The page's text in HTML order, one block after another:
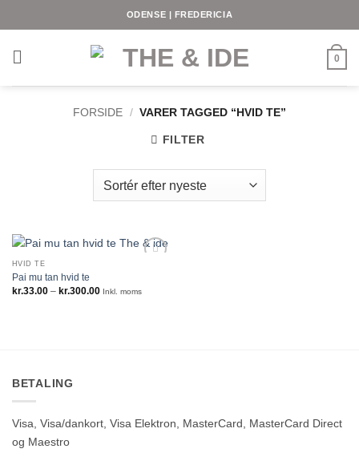
ODENSE | FREDERICIA
0
FORSIDE / VARER TAGGED “HVID TE”
FILTER
HVID TE
Pai mu tan hvid te
kr.33.00 – kr.300.00Prisinterval:
Inkl. moms
BETALING
Visa, Visa/dankort, Visa Elektron, MasterCard, MasterCard Direct
og Maestro